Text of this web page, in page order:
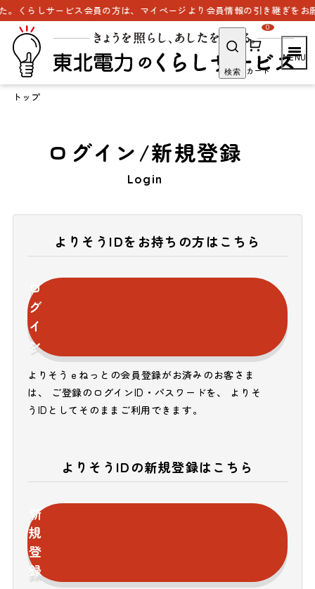
らしサービス会員の方は、マイページより会員情報の引き継ぎをお願
検索 カート
0
トップ
ログイン/新規登録
Login
よりそうIDをお持ちの方はこちら
ロ
グ
イ
ン
よりそうｅねっとの会員登録がお済みのお客さま
は、 ご登録のログインID・パスワードを、 よりそ
うIDとしてそのままご利用できます。
よりそうIDの新規登録はこちら
新
規
登
録